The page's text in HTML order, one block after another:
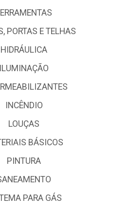
PORTAS E TELHAS
HIDRÁULICA
ILUMINAÇÃO
INCÊNDIO
LOUÇAS
BÁSICOS
PINTURA
PARA GÁS